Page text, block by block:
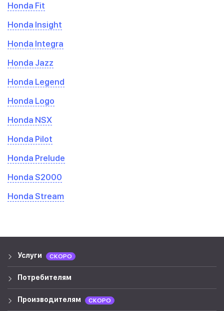
Honda Fit
Honda Insight
Honda Integra
Honda Jazz
Honda Legend
Honda Logo
Honda NSX
Honda Pilot
Honda Prelude
Honda S2000
Honda Stream
Услуги СКОРО
Потребителям
Производителям СКОРО